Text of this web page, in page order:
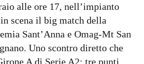
alle ore 17, nell’impianto
scena il big match della
Sant’Anna e Omag-Mt San
Uno scontro diretto che
A di Serie A2: tre punti